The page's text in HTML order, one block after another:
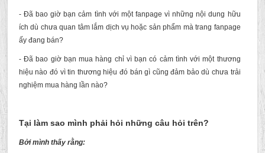
- Đã bao giờ bạn cảm tình với một fanpage vì những nội dung hữu
ích dù chưa quan tâm lắm dịch vụ hoặc sản phẩm mà trang fanpage
ấy đang bán?
- Đã bao giờ bạn mua hàng chỉ vì bạn có cảm tình với một thương
hiệu nào đó vì tin thương hiệu đó bán gì cũng đảm bảo dù chưa trải
nghiệm mua hàng lần nào?
Tại làm sao mình phải hỏi những câu hỏi trên?
Bởi mình thấy rằng: